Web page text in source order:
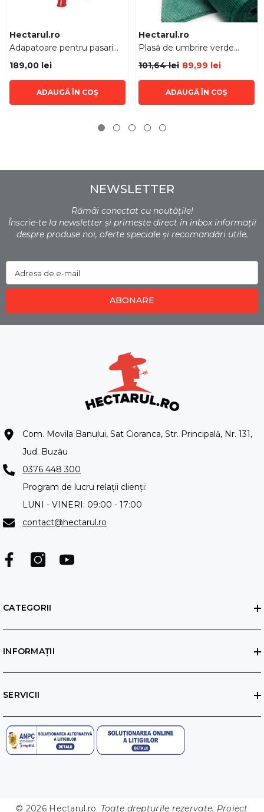
Furnizor:
Hectarul.ro
Adapatoare pentru pasari
189,00 lei
ADAUGĂ ÎN COȘ
Furnizor:
Hectarul.ro
Plasă de umbrire verde
2 x 50 m
101,64 lei 89,99 lei
ADAUGĂ ÎN COȘ
NEWSLETTER
Rămâi conectat cu noutățile!
Înscrie-te la newsletter și primește direct în inbox informații
despre produse noi, oferte speciale și recomandări utile.
Adresa de e-mail
ABONARE
Com. Movila Banului, Sat Cioranca, Str. Principală, Nr. 131,
Jud. Buzău
0376 448 300
Program de lucru relații clienți:
LUNI - VINERI: 09:00 - 17:00
contact@hectarul.ro
CATEGORII
INFORMAȚII
SERVICII
© 2026 Hectarul.ro. Toate drepturile rezervate. Proiect